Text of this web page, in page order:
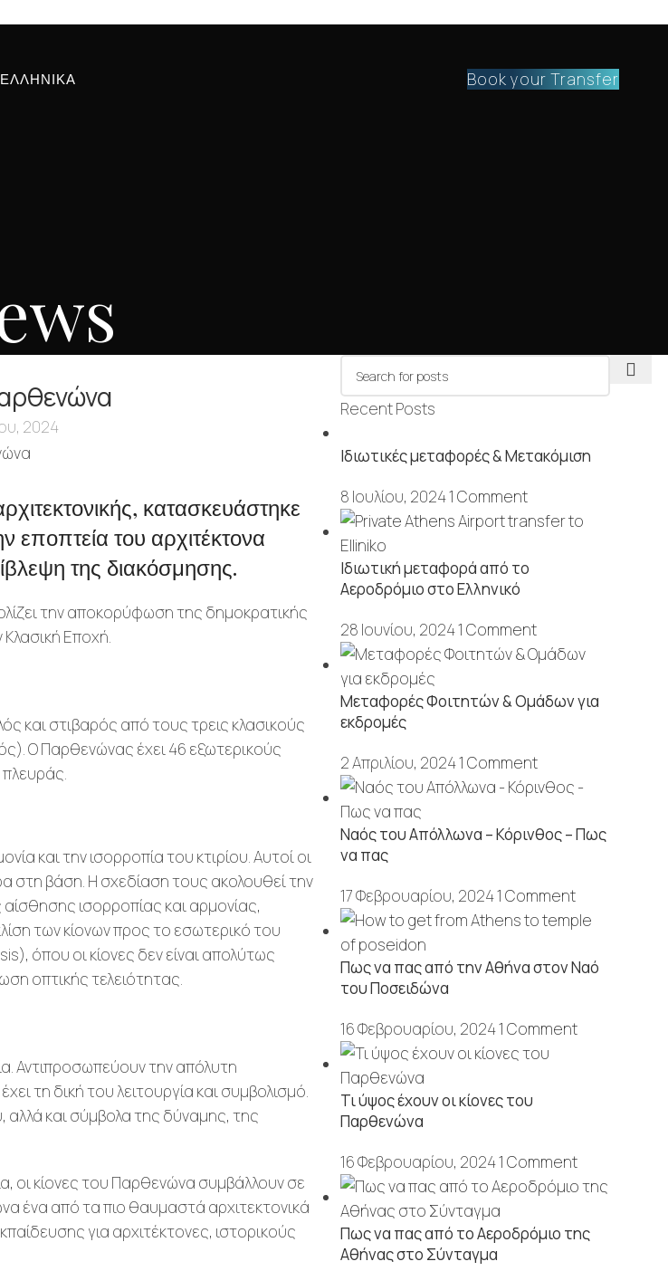
ΕΛΛΗΝΙΚΆ Book your Transfer
2024
κατασκευάστηκε
του αρχιτέκτονα
της διακόσμησης.
την αποκορύφωση της δημοκρατικής
Εποχή.
και στιβαρός από τους τρεις κλασικούς
Ο Παρθενώνας έχει 46 εξωτερικούς
και την ισορροπία του κτιρίου. Αυτοί οι
στη βάση. Η σχεδίαση τους ακολουθεί την
ισορροπίας και αρμονίας,
των κίονων προς το εσωτερικό του
όπου οι κίονες δεν είναι απολύτως
οπτικής τελειότητας.
Αντιπροσωπεύουν την απόλυτη
τη δική του λειτουργία και συμβολισμό.
αλλά και σύμβολα της δύναμης, της
οι κίονες του Παρθενώνα συμβάλλουν σε
ένα από τα πιο θαυμαστά αρχιτεκτονικά
για αρχιτέκτονες, ιστορικούς
Recent Posts
Ιδιωτικές μεταφορές & Μετακόμιση
8 Ιουλίου, 20241 Comment
Ιδιωτική μεταφορά από το
Αεροδρόμιο στο Ελληνικό
28 Ιουνίου, 20241 Comment
Μεταφορές Φοιτητών & Ομάδων για
εκδρομές
2 Απριλίου, 20241 Comment
Ναός του Απόλλωνα – Κόρινθος – Πως
να πας
17 Φεβρουαρίου, 20241 Comment
Πως να πας από την Αθήνα στον Ναό
του Ποσειδώνα
16 Φεβρουαρίου, 20241 Comment
Τι ύψος έχουν οι κίονες του
Παρθενώνα
16 Φεβρουαρίου, 20241 Comment
Πως να πας από το Αεροδρόμιο της
Αθήνας στο Σύνταγμα